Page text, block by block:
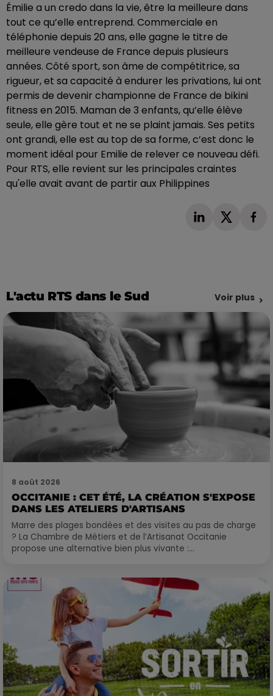
Émilie a un credo dans la vie, être la meilleure dans
tout ce qu’elle entreprend. Commerciale en
téléphonie depuis 20 ans, elle gagne le titre de
meilleure vendeuse de France depuis plusieurs
années. Côté sport, son âme de compétitrice, sa
rigueur, et sa capacité à endurer les privations, lui ont
permis de devenir championne de France de bikini
fitness en 2015. Maman de 3 enfants, qu’elle élève
seule, elle gère tout et ne se plaint jamais. Ses petits
ont grandi, elle est au top de sa forme, c’est donc le
moment idéal pour Emilie de relever ce nouveau défi.
Pour RTS, elle revient sur les principales craintes
qu'elle avait avant de partir aux Philippines
L'actu RTS dans le Sud Voir plus
8 août 2026
OCCITANIE : CET ÉTÉ, LA CRÉATION S'EXPOSE
DANS LES ATELIERS D'ARTISANS
Marre des plages bondées et des visites au pas de charge
? La Chambre de Métiers et de l’Artisanat Occitanie
propose une alternative bien plus vivante :...